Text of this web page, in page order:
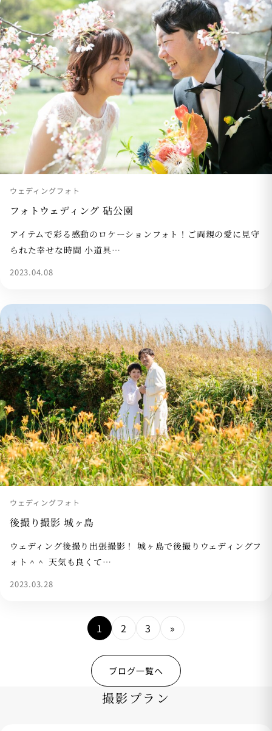
ウェディングフォト
フォトウェディング 砧公園
アイテムで彩る感動のロケーションフォト！ご両親の愛に見守
られた幸せな時間 小道具…
2023.04.08
ウェディングフォト
後撮り撮影 城ヶ島
ウェディング後撮り出張撮影！ 城ヶ島で後撮りウェディングフ
ォト＾＾ 天気も良くて…
2023.03.28
1 2 3 »
ブログ一覧へ
撮影プラン